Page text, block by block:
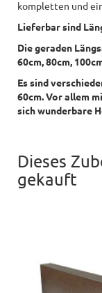
kompletten und
Lieferbar sind
Die geraden
60cm, 80cm,
Es sind
60cm. Vor allem
sichwunderbare
Dieses
gekauft